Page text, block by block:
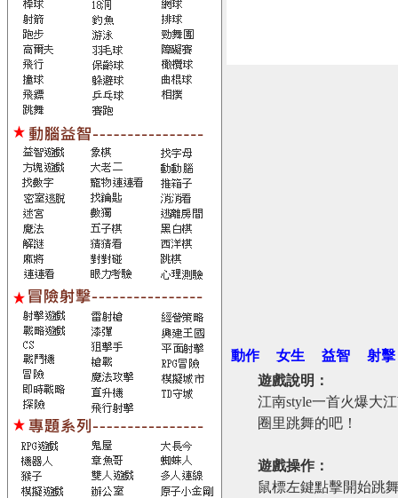
動作 女生 益智
射擊
遊戲說明：
江南style一首火爆大
圈里跳舞的吧！
遊戲操作：
鼠標左鍵點擊開始跳